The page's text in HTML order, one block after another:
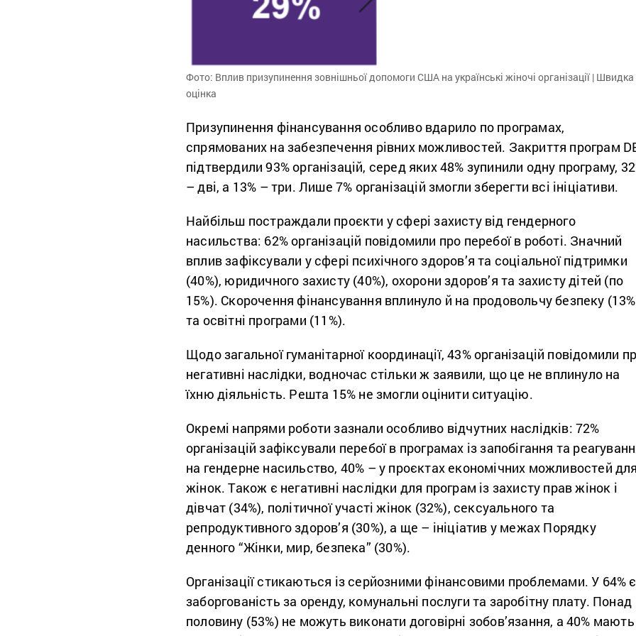
Фото: Вплив призупинення зовнішньої допомоги США на українські жіночі організації | Швидка
оцінка
Призупинення фінансування особливо вдарило по програмах,
спрямованих на забезпечення рівних можливостей. Закриття програм
підтвердили 93% організацій, серед яких 48% зупинили одну програму,
– дві, а 13% – три. Лише 7% організацій змогли зберегти всі ініціативи.
Найбільш постраждали проєкти у сфері захисту від гендерного
насильства: 62% організацій повідомили про перебої в роботі. Значний
вплив зафіксували у сфері психічного здоров’я та соціальної підтримки
(40%), юридичного захисту (40%), охорони здоров’я та захисту дітей (по
15%). Скорочення фінансування вплинуло й на продовольчу безпеку
та освітні програми (11%).
Щодо загальної гуманітарної координації, 43% організацій повідомили
негативні наслідки, водночас стільки ж заявили, що це не вплинуло на
їхню діяльність. Решта 15% не змогли оцінити ситуацію.
Окремі напрями роботи зазнали особливо відчутних наслідків: 72%
організацій зафіксували перебої в програмах із запобігання та
на гендерне насильство, 40% – у проєктах економічних можливостей для
жінок. Також є негативні наслідки для програм із захисту прав жінок і
дівчат (34%), політичної участі жінок (32%), сексуального та
репродуктивного здоров’я (30%), а ще – ініціатив у межах Порядку
денного “Жінки, мир, безпека” (30%).
Організації стикаються із серйозними фінансовими проблемами. У 64% є
заборгованість за оренду, комунальні послуги та заробітну плату. Понад
половину (53%) не можуть виконати договірні зобов’язання, а 40% мають